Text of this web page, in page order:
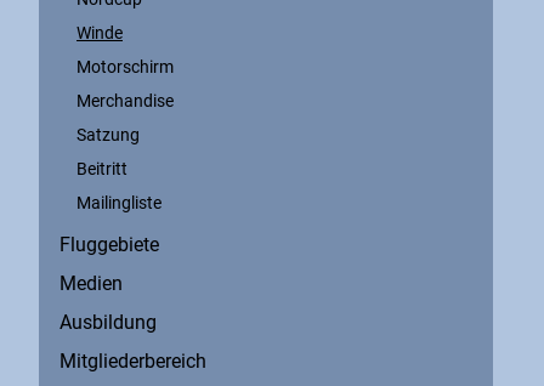
Winde
Motorschirm
Merchandise
Satzung
Beitritt
Mailingliste
Fluggebiete
Medien
Ausbildung
Mitgliederbereich